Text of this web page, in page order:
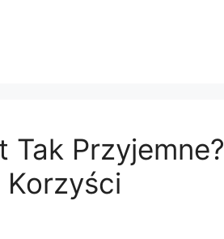
Tak Przyjemne?